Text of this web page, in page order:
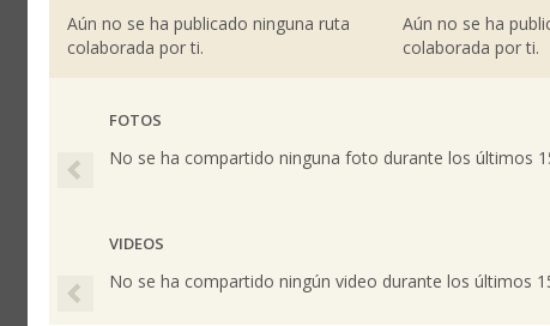
Aún no se ha publicado ninguna ruta
colaborada por ti.
Aún no se ha
colaborada por ti.
FOTOS
No se ha compartido ninguna foto durante los últimos
Previous
VIDEOS
No se ha compartido ningún video durante los últimos
Previous